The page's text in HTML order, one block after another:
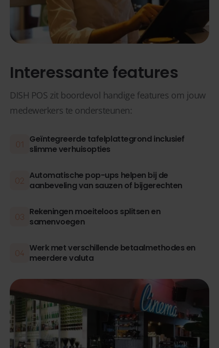
Interessante features
DISH POS zit boordevol handige features om jouw
medewerkers te ondersteunen:
Geïntegreerde tafelplattegrond inclusief
slimme verhuisopties
Automatische pop-ups helpen bij de
aanbeveling van sauzen of bijgerechten
Rekeningen moeiteloos splitsen en
samenvoegen
Werk met verschillende betaalmethodes en
meerdere valuta